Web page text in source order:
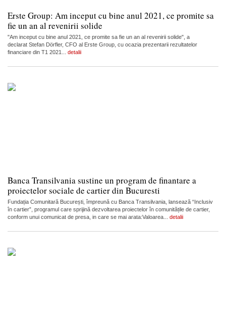
Erste Group: Am inceput cu bine anul 2021, ce promite sa
fie un an al revenirii solide
"Am inceput cu bine anul 2021, ce promite sa fie un an al revenirii solide", a
declarat Stefan Dörfler, CFO al Erste Group, cu ocazia prezentarii rezultatelor
financiare din T1 2021... detalii
Banca Transilvania sustine un program de finantare a
proiectelor sociale de cartier din Bucuresti
Fundația Comunitară București, împreună cu Banca Transilvania, lansează “Inclusiv
în cartier”, programul care sprijină dezvoltarea proiectelor în comunitățile de cartier,
conform unui comunicat de presa, in care se mai arata:Valoarea... detalii